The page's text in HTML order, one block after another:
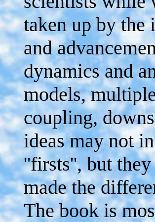
taken up by
and
dynamics and
models,
coupling,
ideas may not
''firsts'', but
made the
The book is